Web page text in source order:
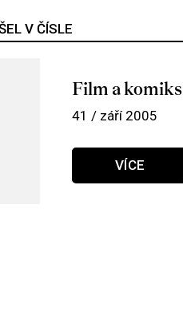
V ČÍSLE
Film a komiks
41 / září 2005
VÍCE